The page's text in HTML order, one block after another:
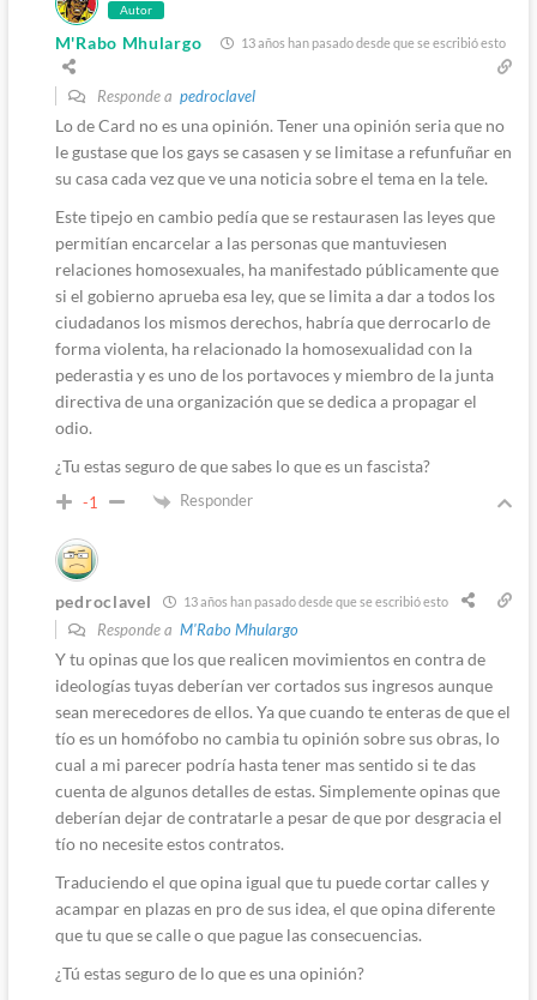
Autor
M'Rabo Mhulargo 13 años han pasado desde que se escribió esto
Responde a pedroclavel
Lo de Card no es una opinión. Tener una opinión seria que no
le gustase que los gays se casasen y se limitase a refunfuñar en
su casa cada vez que ve una noticia sobre el tema en la tele.
Este tipejo en cambio pedía que se restaurasen las leyes que
permitían encarcelar a las personas que mantuviesen
relaciones homosexuales, ha manifestado públicamente que
si el gobierno aprueba esa ley, que se limita a dar a todos los
ciudadanos los mismos derechos, habría que derrocarlo de
forma violenta, ha relacionado la homosexualidad con la
pederastia y es uno de los portavoces y miembro de la junta
directiva de una organización que se dedica a propagar el
odio.
¿Tu estas seguro de que sabes lo que es un fascista?
-1 Responder
pedroclavel 13 años han pasado desde que se escribió esto
Responde a M'Rabo Mhulargo
Y tu opinas que los que realicen movimientos en contra de
ideologías tuyas deberían ver cortados sus ingresos aunque
sean merecedores de ellos. Ya que cuando te enteras de que el
tío es un homófobo no cambia tu opinión sobre sus obras, lo
cual a mi parecer podría hasta tener mas sentido si te das
cuenta de algunos detalles de estas. Simplemente opinas que
deberían dejar de contratarle a pesar de que por desgracia el
tío no necesite estos contratos.
Traduciendo el que opina igual que tu puede cortar calles y
acampar en plazas en pro de sus idea, el que opina diferente
que tu que se calle o que pague las consecuencias.
¿Tú estas seguro de lo que es una opinión?